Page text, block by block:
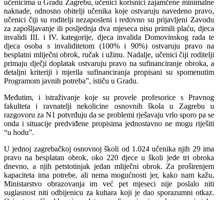
učenicima u Gradu Zagrebu, učenici korisnici zajamčene minimalne
naknade, odnosno obitelji učenika koje ostvaruju navedeno pravo,
učenici čiji su roditelji nezaposleni i redovno su prijavljeni Zavodu
za zapošljavanje ili posljednja dva mjeseca nisu primili plaću, djeca
invalidi III. i IV. kategorije, djeca invalida Domovinskog rada te
djeca osoba s invaliditetom (100% i 90%) ostvaruju pravo na
besplatni mliječni obrok, ručak i užinu. Nadalje, učenici čiji roditelji
primaju dječji doplatak ostvaruju pravo na sufinanciranje obroka, a
detaljni kriteriji i mjerila sufinanciranja propisani su spomenutim
Programom javnih potreba”, ističu u Gradu.
Međutim, i istraživanje koje su provele profesorice s Pravnog
fakulteta i ravnatelji nekolicine osnovnih škola u Zagrebu u
razgovoru za N1 potvrđuju da se problemi rješavaju vrlo sporo pa se
onda i situacije predviđene propisima jednostavno ne mogu riješiti
“u hodu”.
U jednoj zagrebačkoj osnovnoj školi od 1.024 učenika njih 29 ima
pravo na besplatan obrok, oko 220 djece u školi jede tri obroka
dnevno, a njih petstotinjak jedan mliječni obrok. Za proširenjem
kapaciteta ima potrebe, ali nema mogućnosti jer, kako nam kažu,
Ministarstvo obrazovanja im već pet mjeseci nije poslalo niti
suglasnost niti odbijenicu za kuhara koji je dao sporazumni otkaz.